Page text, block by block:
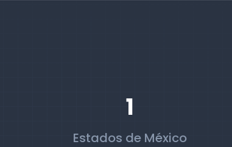
1
Estados de México